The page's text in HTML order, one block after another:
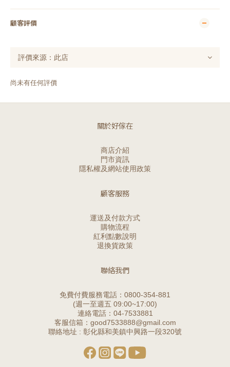
顧客評價
尚未有任何評價
關於好傢在
商店介紹
門市資訊
隱私權及網站使用政策
顧客服務
運送及付款方式
購物流程
紅利點數說明
退換貨政策
聯絡我們
免費付費服務電話：0800-354-881
(週一至週五 09:00~17:00)
連絡電話：04-7533881
客服信箱：good7533888@gmail.com
聯絡地址 : 彰化縣和美鎮中興路一段320號